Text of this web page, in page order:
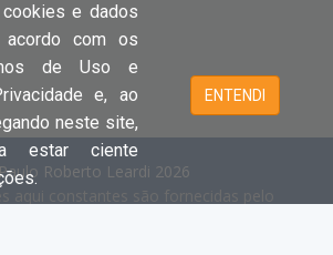
Roberto Leardi 2026
e dados
com os
de Uso e
e, ao
neste site,
estar ciente
ENTENDI